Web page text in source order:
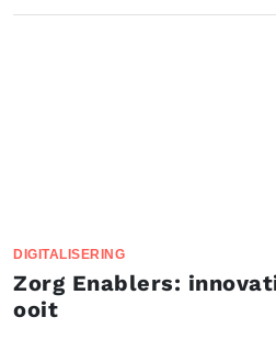
DIGITALISERING
Zorg Enablers:
ooit